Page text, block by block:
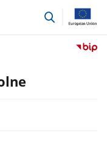
przejdź
Przejdź